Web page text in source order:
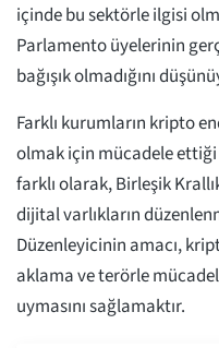
içinde bu sektörle ilgisi
Parlamento üyelerinin
bağışık olmadığını
Farklı kurumların kripto
olmak için mücadele
farklı olarak, Birleşik
dijital varlıkların
Düzenleyicinin amacı,
aklama ve terörle
uymasını sağlamaktır.